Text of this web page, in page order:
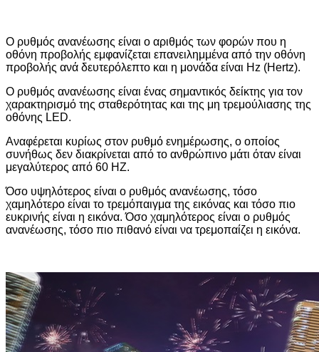
Ο ρυθμός ανανέωσης είναι ο αριθμός των φορών που η
οθόνη προβολής εμφανίζεται επανειλημμένα από την οθόνη
προβολής ανά δευτερόλεπτο και η μονάδα είναι Hz (Hertz).
Ο ρυθμός ανανέωσης είναι ένας σημαντικός δείκτης για τον
χαρακτηρισμό της σταθερότητας και της μη τρεμούλιασης της
οθόνης LED.
Αναφέρεται κυρίως στον ρυθμό ενημέρωσης, ο οποίος
συνήθως δεν διακρίνεται από το ανθρώπινο μάτι όταν είναι
μεγαλύτερος από 60 HZ.
Όσο υψηλότερος είναι ο ρυθμός ανανέωσης, τόσο
χαμηλότερο είναι το τρεμόπαιγμα της εικόνας και τόσο πιο
ευκρινής είναι η εικόνα. Όσο χαμηλότερος είναι ο ρυθμός
ανανέωσης, τόσο πιο πιθανό είναι να τρεμοπαίζει η εικόνα.